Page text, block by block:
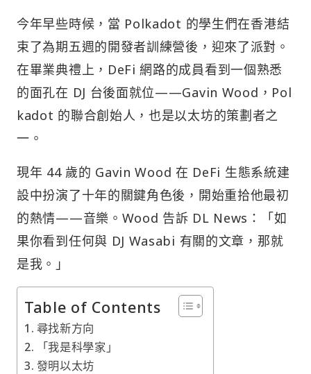
今年早些時候，當 Polkadot 的學生們在香港結
束了為期五週的開發者訓練營後，迎來了派對。
在畢業典禮上，DeFi 網路的成員看到一個熟悉
的面孔在 DJ 台後面就位——Gavin Wood，Pol
kadot 的聯合創始人，也是以太坊的策劃者之
一。
現年 44 歲的 Gavin Wood 在 DeFi 生態系統建
設中扮演了十年的關鍵角色後，開始重拾他最初
的熱情——音樂。Wood 告訴 DL News：「如
果你看到任何與 DJ Wasabi 有關的文章，那就
是我。」
Table of Contents
尋找新方向
「我是科學家」
發明以太坊